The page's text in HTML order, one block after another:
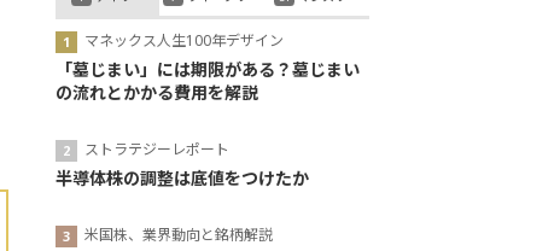
マネックス人生100年デザイン
「墓じまい」には期限がある？墓じまい
の流れとかかる費用を解説
ストラテジーレポート
半導体株の調整は底値をつけたか
米国株、業界動向と銘柄解説